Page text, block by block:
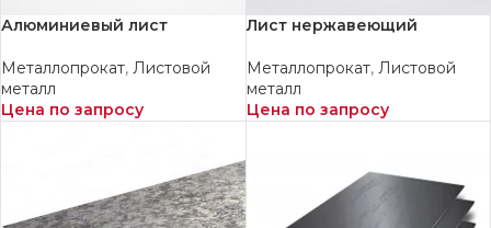
Алюминиевый лист
Металлопрокат, Листовой
металл
Цена по запросу
Лист нержавеющий
Металлопрокат, Листовой
металл
Цена по запросу